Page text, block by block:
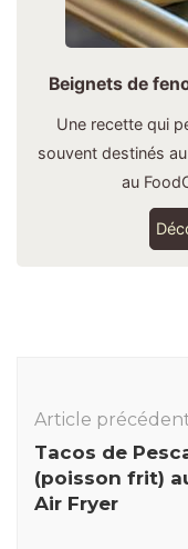
Beignets de
Une recette qui
souvent destinés
au
articles
Article
Tacos de
(poisson frit)
Air Fryer